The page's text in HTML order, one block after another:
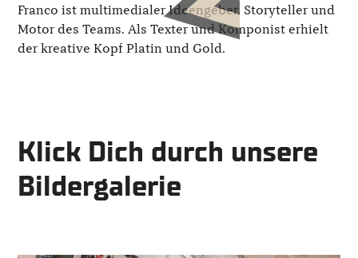
Franco ist multimedialer Ideengeber, Storyteller und
Motor des Teams. Als Texter und Komponist erhielt
der kreative Kopf Platin und Gold.
Klick Dich durch unsere
Bildergalerie